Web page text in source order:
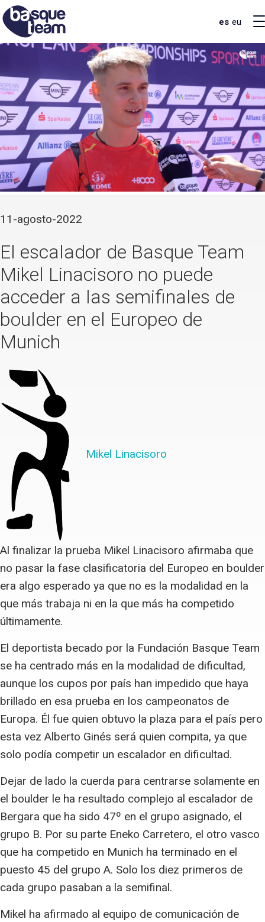
es eu
11-agosto-2022
El escalador de Basque Team
Mikel Linacisoro no puede
acceder a las semifinales de
boulder en el Europeo de
Munich
Mikel Linacisoro
Al finalizar la prueba Mikel Linacisoro afirmaba que
no pasar la fase clasificatoria del Europeo en boulder
era algo esperado ya que no es la modalidad en la
que más trabaja ni en la que más ha competido
últimamente.
El deportista becado por la Fundación Basque Team
se ha centrado más en la modalidad de dificultad,
aunque los cupos por país han impedido que haya
brillado en esa prueba en los campeonatos de
Europa. Él fue quien obtuvo la plaza para el país pero
esta vez Alberto Ginés será quien compita, ya que
solo podía competir un escalador en dificultad.
Dejar de lado la cuerda para centrarse solamente en
el boulder le ha resultado complejo al escalador de
Bergara que ha sido 47º en el grupo asignado, el
grupo B. Por su parte Eneko Carretero, el otro vasco
que ha competido en Munich ha terminado en el
puesto 45 del grupo A. Solo los diez primeros de
cada grupo pasaban a la semifinal.
Mikel ha afirmado al equipo de comunicación de